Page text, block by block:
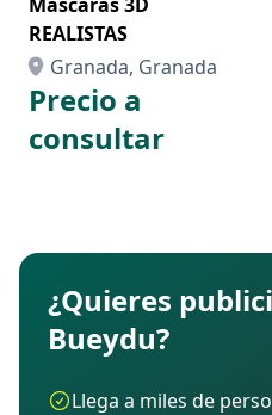
REALISTAS
Granada, Granada
Precio a
consultar
¿Quieres
Bueydu?
Llega a miles de